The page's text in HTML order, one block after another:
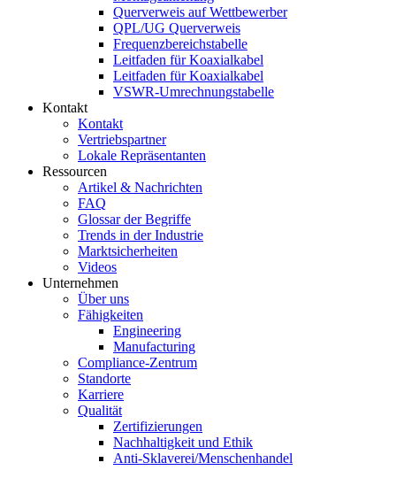
Querverweis auf Wettbewerber
QPL/UG Querverweis
Frequenzbereichstabelle
Leitfaden für Koaxialkabel
Leitfaden für Koaxialkabel
VSWR-Umrechnungstabelle
Kontakt
Kontakt
Vertriebspartner
Lokale Repräsentanten
Ressourcen
Artikel & Nachrichten
FAQ
Glossar der Begriffe
Trends in der Industrie
Marktsicherheiten
Videos
Unternehmen
Über uns
Fähigkeiten
Engineering
Manufacturing
Compliance-Zentrum
Standorte
Karriere
Qualität
Zertifizierungen
Nachhaltigkeit und Ethik
Anti-Sklaverei/Menschenhandel